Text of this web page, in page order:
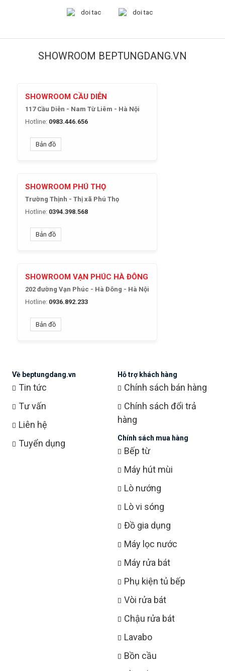
SHOWROOM BEPTUNGDANG.VN
SHOWROOM CẦU DIỄN
117 Cầu Diễn - Nam Từ Liêm - Hà Nội
Hotline: 0983.446.656
Bản đồ
SHOWROOM PHÚ THỌ
Trường Thịnh - Thị xã Phú Thọ
Hotline: 0394.398.568
Bản đồ
SHOWROOM VẠN PHÚC HÀ ĐÔNG
202 đường Vạn Phúc - Hà Đông - Hà Nội
Hotline: 0936.892.233
Bản đồ
Về beptungdang.vn
Tin tức
Tư vấn
Liên hệ
Tuyển dụng
Hỗ trợ khách hàng
Chính sách bán hàng
Chính sách đổi trả
hàng
Chính sách mua hàng
Bếp từ
Máy hút mùi
Lò nướng
Lò vi sóng
Đồ gia dụng
Máy lọc nước
Máy rửa bát
Phụ kiện tủ bếp
Vòi rửa bát
Chậu rửa bát
Lavabo
Bồn cầu